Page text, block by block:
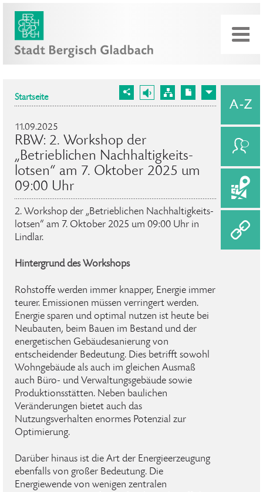
Startseite
11.09.2025
RBW: 2. Workshop der
„Betrieblichen Nachhaltig­keits­
lotsen“ am 7. Oktober 2025 um
09:00 Uhr
2. Workshop der „Betrieblichen Nachhaltig­keits­
lotsen“ am 7. Oktober 2025 um 09:00 Uhr in
Lindlar.
Hintergrund des Workshops
Rohstoffe werden immer knapper, Energie immer
teurer. Emissionen müssen verringert werden.
Energie sparen und optimal nutzen ist heute bei
Neubauten, beim Bauen im Bestand und der
energetischen Gebäudesanierung von
entscheidender Bedeutung. Dies betrifft sowohl
Wohngebäude als auch im gleichen Ausmaß
auch Büro- und Verwaltungsgebäude sowie
Produktionsstätten. Neben baulichen
Veränderungen bietet auch das
Nutzungsverhalten enormes Potenzial zur
Optimierung.
Darüber hinaus ist die Art der Energieerzeugung
ebenfalls von großer Bedeutung. Die
Energiewende von wenigen zentralen